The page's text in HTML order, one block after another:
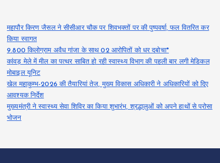
महापौर किरण जैसल ने सीसीआर चौक पर शिवभक्तों पर की पुष्पवर्षा, फल वितरित कर
किया स्वागत
9.800 किलोग्राम अवैध गांजा के साथ 02 आरोपितों को धर दबोचा*
कांवड़ मेले में मील का पत्थर साबित हो रही स्वास्थ्य विभाग की पहली बार लगी मेडिकल
मोबाइल यूनिट
खेल महाकुम्भ-2026 की तैयारियां तेज, मुख्य विकास अधिकारी ने अधिकारियों को दिए
आवश्यक निर्देश
मुख्यमंत्री ने स्वास्थ्य सेवा शिविर का किया शुभारंभ, श्रद्धालुओं को अपने हाथों से परोसा
भोजन